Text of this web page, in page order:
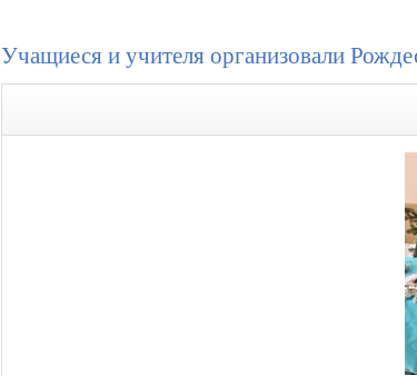
Учащиеся и учителя организовали